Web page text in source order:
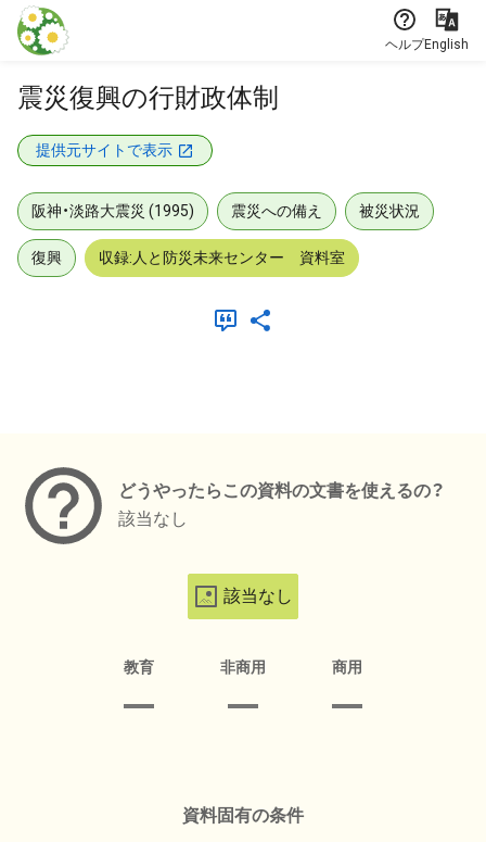
本文に飛ぶ
ヘルプEnglish
震災復興の行財政体制
提供元サイトで表示
阪神・淡路大震災 (1995) 震災への備え 被災状況
復興 収録:人と防災未来センター 資料室
どうやったらこの資料の文書を使えるの？
該当なし
該当なし
教育 非商用 商用
資料固有の条件